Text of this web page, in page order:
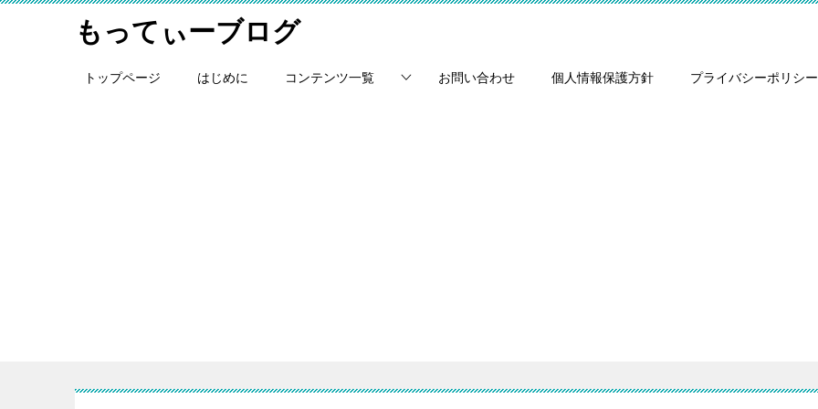
もってぃーブログ
トップページ はじめに コンテンツ一覧 お問い合わせ 個人情報保護方針 プライバシーポリシー